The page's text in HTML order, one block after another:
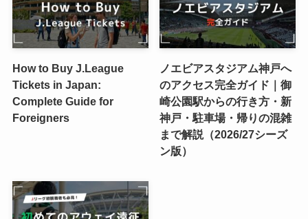
How to Buy J.League
Tickets in Japan:
Complete Guide for
Foreigners
ノエビアスタジアム神戸へ
のアクセス完全ガイド｜御
崎公園駅からの行き方・新
神戸・駐車場・帰りの混雑
まで解説（2026/27シーズ
ン版）